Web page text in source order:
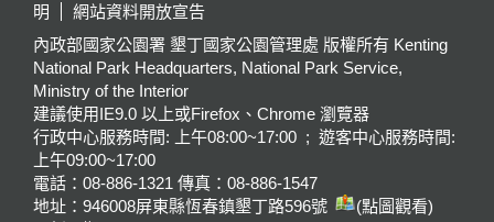
明
網站資料開放宣告
內政部國家公園署 墾丁國家公園管理處 版權所有 Kenting
National Park Headquarters, National Park Service,
Ministry of the Interior
建議使用IE9.0 以上或Firefox、Chrome 瀏覽器
行政中心服務時間: 上午08:00~17:00 ; 遊客中心服務時間:
上午09:00~17:00
電話：08-886-1321 傳真：08-886-1547
地址：946008屏東縣恆春鎮墾丁路596號
(點圖觀看)